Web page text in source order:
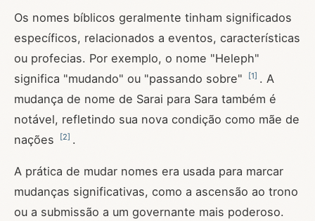
Os nomes bíblicos geralmente tinham significados
específicos, relacionados a eventos, características
ou profecias. Por exemplo, o nome "Heleph"
significa "mudando" ou "passando sobre"
[1] . A
mudança de nome de Sarai para Sara também é
notável, refletindo sua nova condição como mãe de
nações
[2] .
A prática de mudar nomes era usada para marcar
mudanças significativas, como a ascensão ao trono
ou a submissão a um governante mais poderoso.